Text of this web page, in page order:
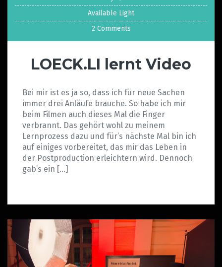
Available Light
2 Comments
LOECK.LI lernt Video
Bei mir ist es ja so, dass ich für neue Sachen
immer drei Anläufe brauche. So habe ich mir
beim Filmen auch dieses Mal die Finger
verbrannt. Das gehört wohl zu meinem
Lernprozess dazu und für’s nächste Mal bin ich
auf einiges vorbereitet, das mir das Leben in
der Postproduction erleichtern wird. Dennoch
gab’s ein […]